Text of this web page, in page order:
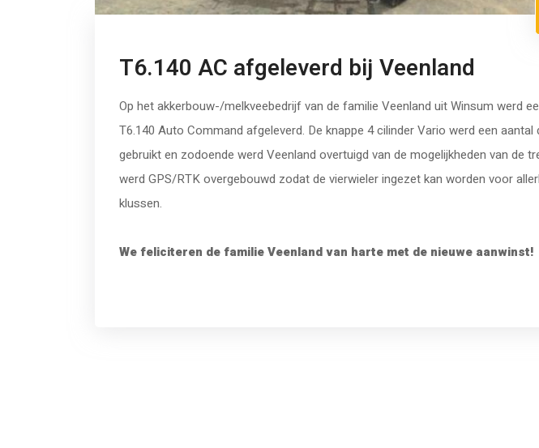
T6.140 AC afgeleverd bij Veenland
Op het akkerbouw-/melkveebedrijf van de familie Veenland uit Winsum werd
T6.140 Auto Command afgeleverd. De knappe 4 cilinder Vario werd een aantal
gebruikt en zodoende werd Veenland overtuigd van de mogelijkheden van de
werd GPS/RTK overgebouwd zodat de vierwieler ingezet kan worden voor
klussen.
We feliciteren de familie Veenland van harte met de nieuwe aanwinst!